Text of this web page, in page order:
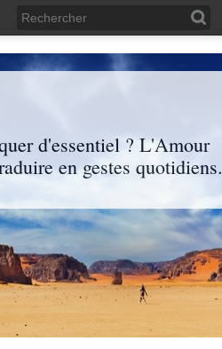
d'essentiel ? L'Amour
en gestes quotidiens.